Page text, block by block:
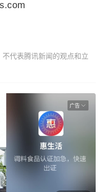
代表腾讯新闻的观点和立
广告